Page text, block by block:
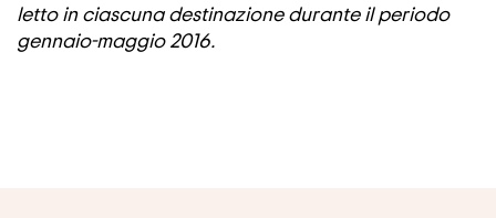
letto in ciascuna destinazione durante il periodo
gennaio-maggio 2016.